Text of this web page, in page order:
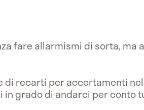
fare allarmismi di sorta, ma
di recarti per accertamenti
in grado di andarci per conto